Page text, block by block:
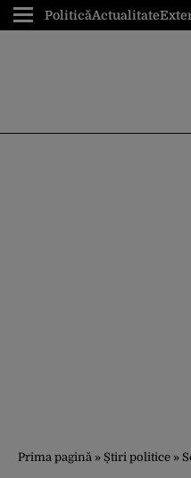
PoliticăActualitate
Prima pagină » Știri politice »